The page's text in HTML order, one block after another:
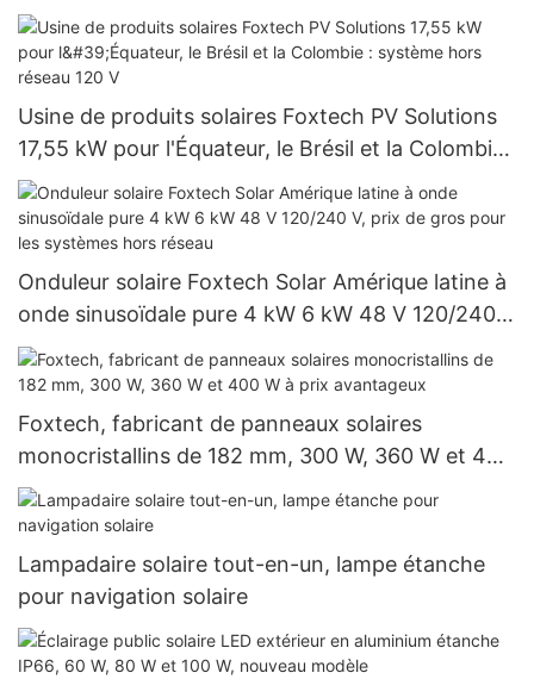
BB, pour des puissances de 590 W, 620 W, 630 W
et 650 W.
Usine de produits solaires Foxtech PV Solutions
17,55 kW pour l'Équateur, le Brésil et la Colombie :
système hors réseau 120 V
Onduleur solaire Foxtech Solar Amérique latine à
onde sinusoïdale pure 4 kW 6 kW 48 V 120/240
V, prix de gros pour les systèmes hors réseau
Foxtech, fabricant de panneaux solaires
monocristallins de 182 mm, 300 W, 360 W et 400
W à prix avantageux
Lampadaire solaire tout-en-un, lampe étanche
pour navigation solaire